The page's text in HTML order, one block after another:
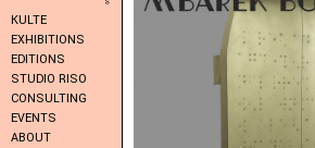
KULTE
EXHIBITIONS
EDITIONS
STUDIO RISO
CONSULTING
EVENTS
ABOUT